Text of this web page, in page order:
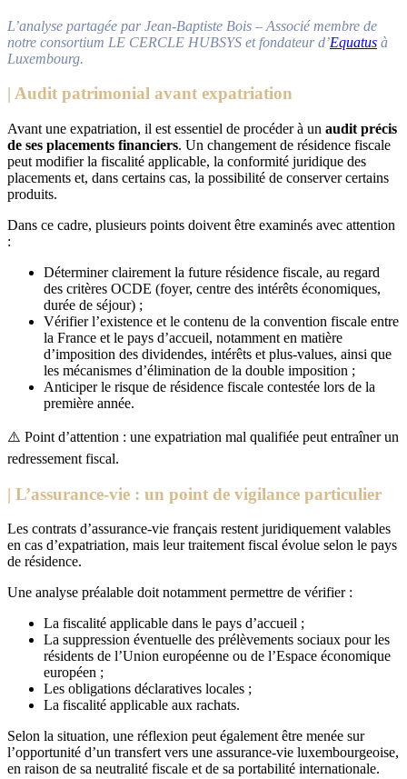
L’analyse partagée par Jean-Baptiste Bois – Associé membre de
notre consortium LE CERCLE HUBSYS et fondateur d’Equatus à
Luxembourg.
| Audit patrimonial avant expatriation
Avant une expatriation, il est essentiel de procéder à un audit précis
de ses placements financiers. Un changement de résidence fiscale
peut modifier la fiscalité applicable, la conformité juridique des
placements et, dans certains cas, la possibilité de conserver certains
produits.
Dans ce cadre, plusieurs points doivent être examinés avec attention
:
Déterminer clairement la future résidence fiscale, au regard
des critères OCDE (foyer, centre des intérêts économiques,
durée de séjour) ;
Vérifier l’existence et le contenu de la convention fiscale entre
la France et le pays d’accueil, notamment en matière
d’imposition des dividendes, intérêts et plus-values, ainsi que
les mécanismes d’élimination de la double imposition ;
Anticiper le risque de résidence fiscale contestée lors de la
première année.
⚠️ Point d’attention : une expatriation mal qualifiée peut entraîner un
redressement fiscal.
| L’assurance-vie : un point de vigilance particulier
Les contrats d’assurance-vie français restent juridiquement valables
en cas d’expatriation, mais leur traitement fiscal évolue selon le pays
de résidence.
Une analyse préalable doit notamment permettre de vérifier :
La fiscalité applicable dans le pays d’accueil ;
La suppression éventuelle des prélèvements sociaux pour les
résidents de l’Union européenne ou de l’Espace économique
européen ;
Les obligations déclaratives locales ;
La fiscalité applicable aux rachats.
Selon la situation, une réflexion peut également être menée sur
l’opportunité d’un transfert vers une assurance-vie luxembourgeoise,
en raison de sa neutralité fiscale et de sa portabilité internationale.